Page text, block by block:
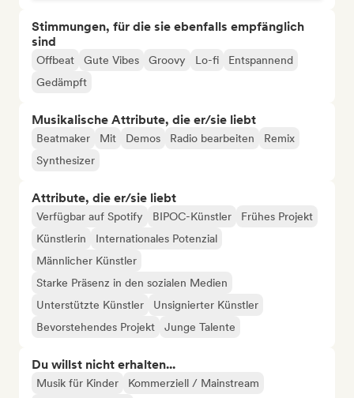
Stimmungen, für die sie ebenfalls empfänglich
sind
Offbeat Gute Vibes Groovy Lo-fi
Entspannend
Gedämpft
Musikalische Attribute, die er/sie liebt
Beatmaker Mit Demos Radio bearbeiten
Remix
Synthesizer
Attribute, die er/sie liebt
Verfügbar auf Spotify BIPOC-Künstler
Frühes Projekt
Künstlerin
Internationales Potenzial
Männlicher Künstler
Starke Präsenz in den sozialen Medien
Unterstützte Künstler
Unsignierter Künstler
Bevorstehendes Projekt
Junge Talente
Du willst nicht erhalten...
Musik für Kinder Kommerziell / Mainstream